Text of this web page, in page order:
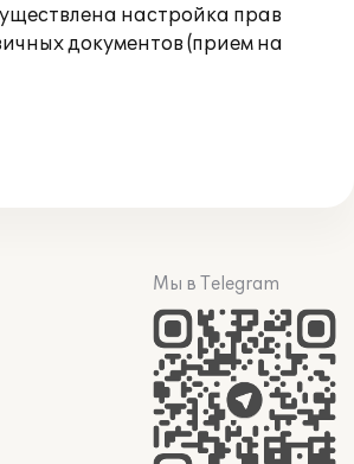
настройка прав
документов (прием на
Мы в Telegram